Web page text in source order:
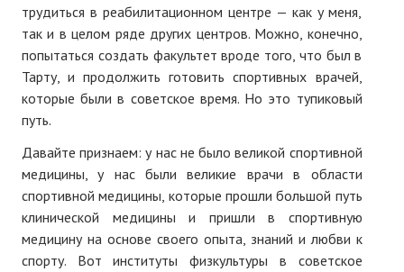
ТЕКУЩИЙ №
трудиться в реабилитационном центре — как у меня,
так и в целом ряде других центров. Можно, конечно,
попытаться создать факультет вроде того, что был в
Тарту, и продолжить готовить спортивных врачей,
которые были в советское время. Но это тупиковый
путь.
Давайте признаем: у нас не было великой спортивной
медицины, у нас были великие врачи в области
спортивной медицины, которые прошли большой путь
клинической медицины и пришли в спортивную
медицину на основе своего опыта, знаний и любви к
спорту. Вот институты физкультуры в советское